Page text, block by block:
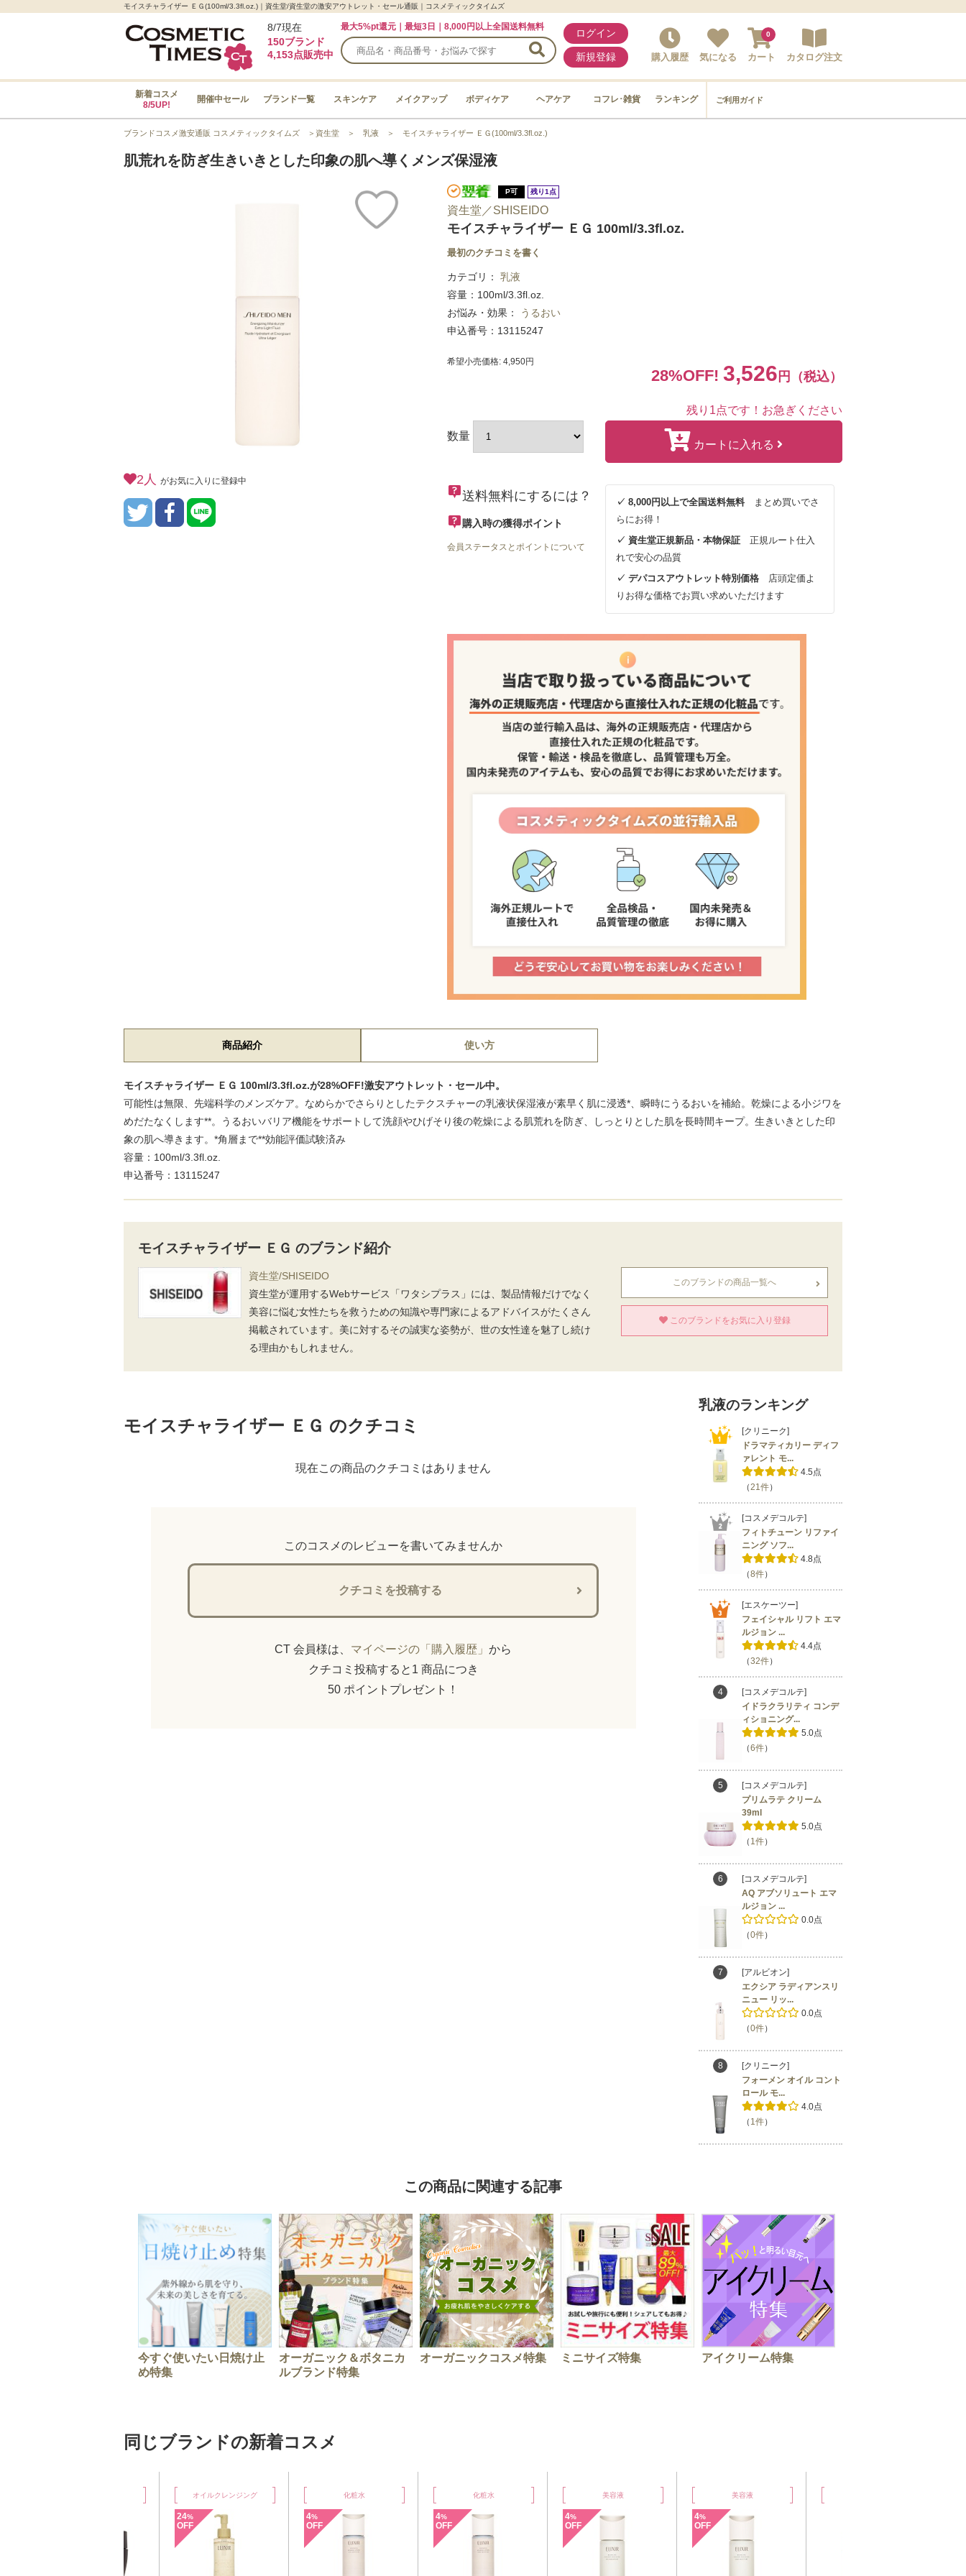
モイスチャライザー ＥＧ(100ml/3.3fl.oz.)｜資生堂/資生堂の激安アウトレット・セール通販｜コスメティックタイムズ
8/7現在
150ブランド
4,153点販売中
最大5%pt還元｜最短3日｜8,000円以上全国送料無料
ログイン
新規登録 購入履歴 気になる カート
0
カタログ注文
新着コスメ
8/5UP!
開催中セール ブランド一覧 スキンケア メイクアップ ボディケア ヘアケア コフレ･雑貨 ランキング ご利用ガイド
ブランドコスメ激安通販 コスメティックタイムズ ＞ 資生堂 ＞ 乳液 ＞ モイスチャライザー ＥＧ(100ml/3.3fl.oz.)
肌荒れを防ぎ生きいきとした印象の肌へ導くメンズ保湿液
2人 がお気に入りに登録中
P可 残り1点
資生堂／SHISEIDO
モイスチャライザー ＥＧ 100ml/3.3fl.oz.
最初のクチコミを書く
カテゴリ：
乳液
容量：100ml/3.3fl.oz.
お悩み・効果：
うるおい
申込番号：13115247
希望小売価格: 4,950円
28%OFF! 3,526 円（税込）
残り1点です！お急ぎください
カートに入れる
数量
送料無料にするには？
購入時の獲得ポイント
会員ステータスとポイントについて
✓ 8,000円以上で全国送料無料まとめ買いでさ
らにお得！
✓ 資生堂正規新品・本物保証 正規ルート仕入
れで安心の品質
✓ デパコスアウトレット特別価格 店頭定価よ
りお得な価格でお買い求めいただけます
商品紹介 使い方
モイスチャライザー ＥＧ 100ml/3.3fl.oz.が28%OFF!激安アウトレット・セール中。
可能性は無限、先端科学のメンズケア。なめらかでさらりとしたテクスチャーの乳液状保湿液が素早く肌に浸透*、瞬時にうるおいを補給。乾燥による小ジワを
めだたなくします**。うるおいバリア機能をサポートして洗顔やひげそり後の乾燥による肌荒れを防ぎ、しっとりとした肌を長時間キープ。生きいきとした印
象の肌へ導きます。*角層まで**効能評価試験済み
容量：100ml/3.3fl.oz.
申込番号：13115247
モイスチャライザー ＥＧ のブランド紹介
資生堂/SHISEIDO
資生堂が運用するWebサービス「ワタシプラス」には、製品情報だけでなく
美容に悩む女性たちを救うための知識や専門家によるアドバイスがたくさん
掲載されています。美に対するその誠実な姿勢が、世の女性達を魅了し続け
る理由かもしれません。
このブランドの商品一覧へ
このブランドをお気に入り登録
モイスチャライザー ＥＧ のクチコミ
現在この商品のクチコミはありません
このコスメのレビューを書いてみませんか
クチコミを投稿する
CT 会員様は、 マイページの「購入履歴」 から
クチコミ投稿すると1 商品につき
50 ポイントプレゼント！
乳液のランキング
[クリニーク]
ドラマティカリー ディフ
ァレント モ...
4.5点
（21件）
[コスメデコルテ]
フィトチューン リファイ
ニング ソフ...
4.8点
（8件）
[エスケーツー]
フェイシャル リフト エマ
ルジョン ...
4.4点
（32件）
4
[コスメデコルテ]
イドラクラリティ コンデ
ィショニング...
5.0点
（6件）
5
[コスメデコルテ]
プリムラテ クリーム
39ml
5.0点
（ 1件）
6
[コスメデコルテ]
AQ アブソリュート エマ
ルジョン ...
0.0点
（0件）
7
[アルビオン]
エクシア ラディアンスリ
ニュー リッ...
0.0点
（0件）
8
[クリニーク]
フォーメン オイル コント
ロール モ...
4.0点
（ 1件）
この商品に関連する記事
今すぐ使いたい日焼け止
め特集
オーガニック＆ボタニカ
ルブランド特集
オーガニックコスメ特集 ミニサイズ特集 アイクリーム特集
同じブランドの新着コスメ
化粧水
4
OFF
化粧水
OFF
美容液
OFF
美容液
OFF
クリーム